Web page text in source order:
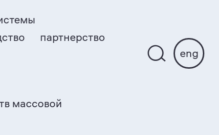
партнерство
eng
массовой